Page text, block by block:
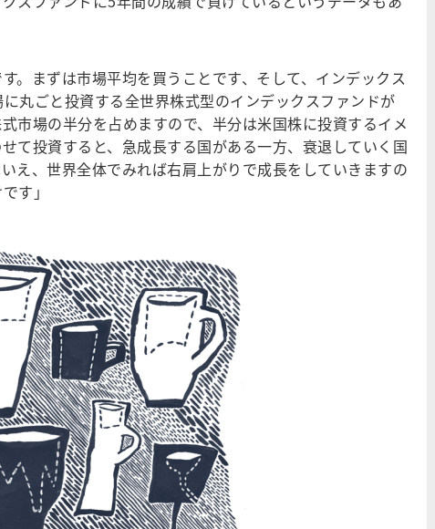
。まずは市場平均を買うことです、そして、インデックス
丸ごと投資する全世界株式型のインデックスファンドが
市場の半分を占めますので、半分は米国株に投資するイメ
て投資すると、急成長する国がある一方、衰退していく国
え、世界全体でみれば右肩上がりで成長をしていきますの
す」